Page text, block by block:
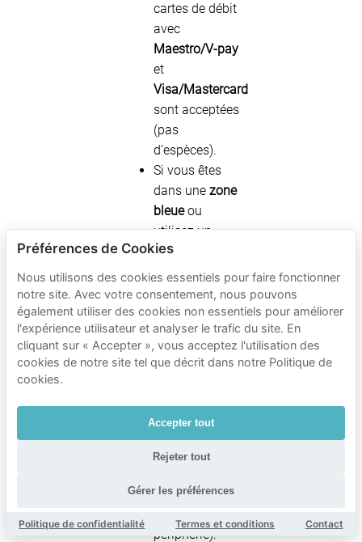
cartes de débit
avec
Maestro/V-pay
et
Visa/Mastercard
sont acceptées
(pas
d’espèces).
Si vous êtes
dans une zone
bleueou
utilisez un
permis
handicapé,
assurez-vous
que ladisque
de
stationnement
est affiché si
plage horaire
locale pour le
payant en rue
périphérie).
Préférences de Cookies
Nous utilisons des cookies essentiels pour faire fonctionner
notre site. Avec votre consentement, nous pouvons
également utiliser des cookies non essentiels pour améliorer
l'expérience utilisateur et analyser le trafic du site. En
cliquant sur « Accepter », vous acceptez l'utilisation des
cookies de notre site tel que décrit dans notre Politique de
cookies.
Accepter tout
Rejeter tout
Gérer les préférences
Politique de confidentialité Termes et conditions Contact